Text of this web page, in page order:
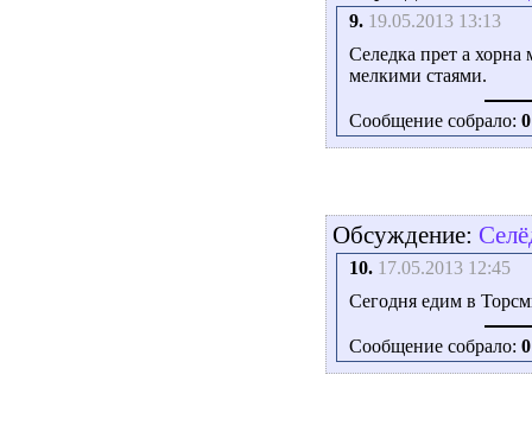
9. 19.05.2013 13:13
Селедка прет а
мелкими стаями.
Сообщение собрало: 0
Обсуждение:
10. 17.05.2013 12:45
Сегодня едим в
Сообщение собрало: 0